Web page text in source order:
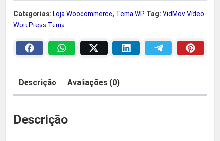
e
r
a
$
2
9
o
v
o
Categorias: Loja Woocommerce, Tema WP Tag: VidMov Vídeo
WordPress Tema
Descrição Avaliações (0)
Descrição